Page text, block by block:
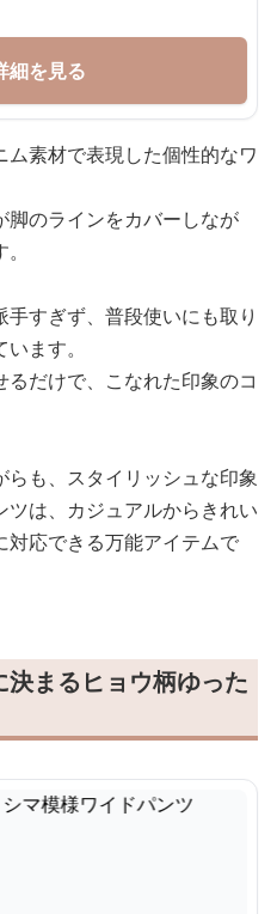
細を見る
素材で表現した個性的なワ
脚のラインをカバーしなが
すぎず、普段使いにも取り
ます。
だけで、こなれた印象のコ
も、スタイリッシュな印象
は、カジュアルからきれい
応できる万能アイテムで
まるヒョウ柄ゆった